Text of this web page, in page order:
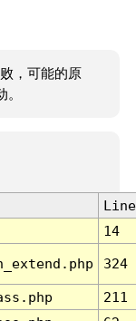
，可能的原
Line
14
324
211